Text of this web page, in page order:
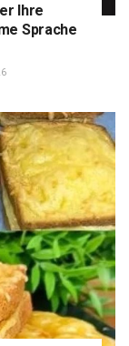
Ihre
Sprache